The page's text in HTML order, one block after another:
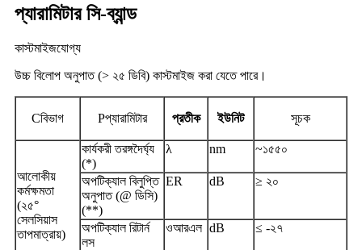
প্যারামিটার সি-ব্যান্ড
কাস্টমাইজযোগ্য
উচ্চ বিলোপ অনুপাত (> ২৫ ডিবি) কাস্টমাইজ করা যেতে পারে।
Cবিভাগ Pপ্যারামিটার প্রতীক ইউনিট সূচক
আলোকীয়
কর্মক্ষমতা
(২৫°
সেলসিয়াস
তাপমাত্রায়)
কার্যকরী তরঙ্গদৈর্ঘ্য
(*)
λ nm ~১৫৫০
অপটিক্যাল বিলুপ্তি
অনুপাত (@ ডিসি)
(**)
ER dB ≥ ২০
অপটিক্যাল রিটার্ন
লস
ওআরএল dB ≤ -২৭